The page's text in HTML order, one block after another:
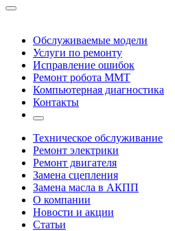
Обслуживаемые модели
Услуги по ремонту
Исправление ошибок
Ремонт робота MMT
Компьютерная диагностика
Контакты
Техническое обслуживание
Ремонт электрики
Ремонт двигателя
Замена сцепления
Замена масла в АКПП
О компании
Новости и акции
Статьи